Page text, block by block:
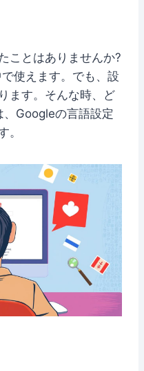
ことはありませんか?
使えます。でも、設
ます。そんな時、ど
、Googleの言語設定
。